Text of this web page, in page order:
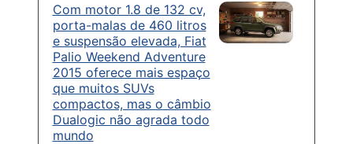
Com motor 1.8 de 132 cv,
porta-malas de 460 litros
e suspensão elevada, Fiat
Palio Weekend Adventure
2015 oferece mais espaço
que muitos SUVs
compactos, mas o câmbio
Dualogic não agrada todo
mundo